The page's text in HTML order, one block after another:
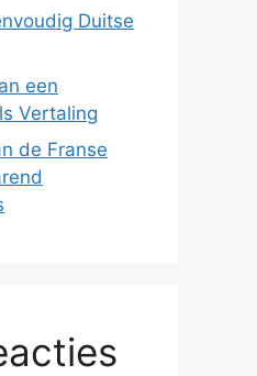
Duitse
een
Vertaling
de Franse